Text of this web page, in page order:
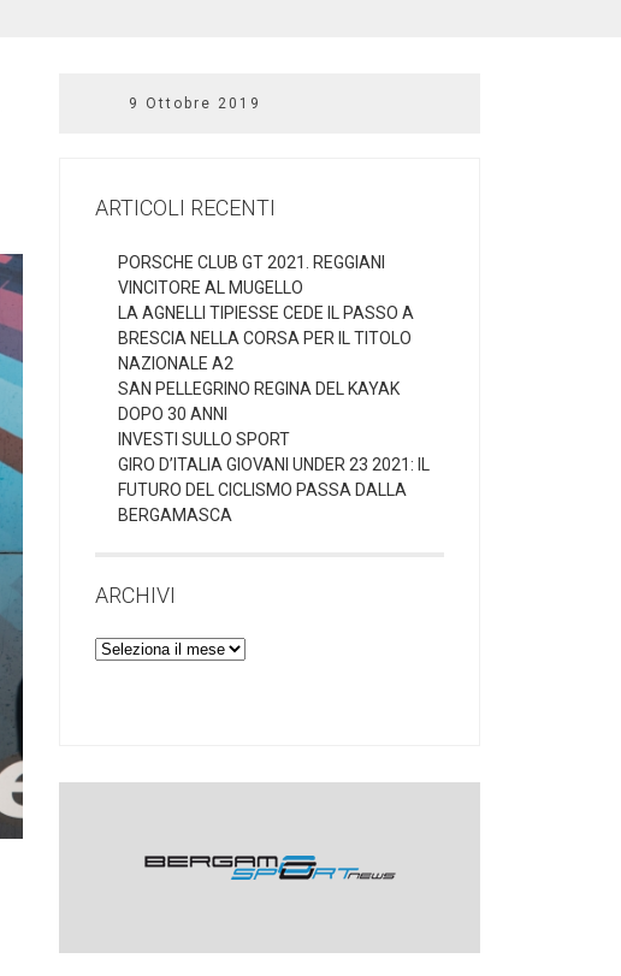
9 Ottobre 2019
ARTICOLI RECENTI
PORSCHE CLUB GT 2021. REGGIANI
VINCITORE AL MUGELLO
LA AGNELLI TIPIESSE CEDE IL PASSO A
BRESCIA NELLA CORSA PER IL TITOLO
NAZIONALE A2
SAN PELLEGRINO REGINA DEL KAYAK
DOPO 30 ANNI
INVESTI SULLO SPORT
GIRO D’ITALIA GIOVANI UNDER 23 2021: IL
FUTURO DEL CICLISMO PASSA DALLA
BERGAMASCA
ARCHIVI
Archivi